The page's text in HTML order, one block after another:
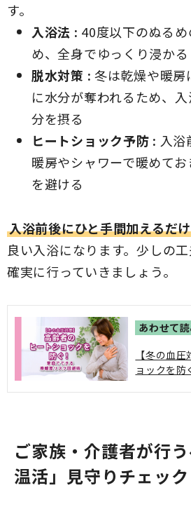
す。
入浴法 : 40度以下のぬる
め、全身でゆっくり浸かる
脱水対策 :冬は乾燥や暖房
に水分が奪われるため、
分を摂る
ヒートショック予防 : 入浴
暖房やシャワーで暖めて
を避ける
入浴前後にひと手間加えるだけ
良い入浴になります。少しの工
確実に行っていきましょう。
【冬の血
ョックを防
があります
は、失神や
心筋梗塞や
性があり、
ご家族・介護者が行
温活」見守りチェッ